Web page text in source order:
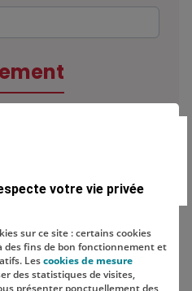
votre vie privée
sur ce site : certains cookies
des fins de bon fonctionnement et
Lescookies de mesure
des statistiques de visites,
présenter ponctuellement des